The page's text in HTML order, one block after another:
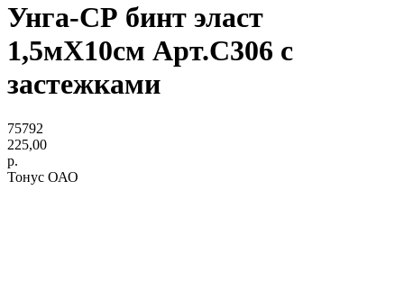
Унга-СР бинт эласт
1,5мX10см Арт.С306 с
застежками
75792
225,00
р.
Тонус ОАО